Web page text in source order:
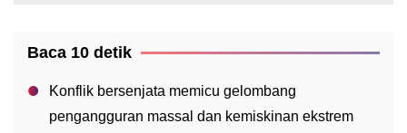
Baca 10 detik
Konflik bersenjata memicu gelombang
pengangguran massal dan kemiskinan ekstrem